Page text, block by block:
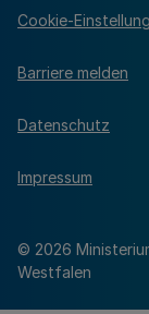
© 2026
Westfalen
Cookie-
Barriere melden
Datenschutz
Impressum